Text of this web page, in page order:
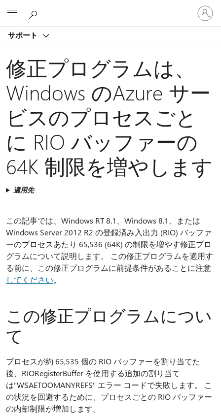
サポート
ア
カ
ウ
ン
修正プログラムは、
Windows のAzure サー
ビスのプロセスごと
に RIO バッファーの
64K 制限を増やします
適用先
この記事では、Windows RT 8.1、Windows 8.1、または
Windows Server 2012 R2 の登録済み入出力 (RIO) バッファ
ーのプロセスあたり 65,536 (64K) の制限を増やす修正プロ
グラムについて説明します。 この修正プログラムを適用す
る前に、この修正プログラムに前提条件があることに注意
してください。
この修正プログラムについ
て
プロセスが約 65,535 個の RIO バッファーを割り当てた
後、RIORegisterBuffer を使用する追加の割り当て
は"WSAETOOMANYREFS" エラー コードで失敗します。 こ
の状況を回避するために、プロセスごとの RIO バッファー
の内部制限が増加します。